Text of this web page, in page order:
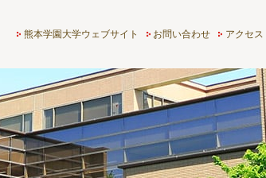
熊本学園大学付属図書館
熊本学園大学ウェブサイト お問い合わせ アクセス